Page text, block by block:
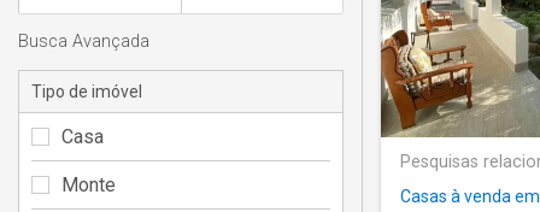
Pesquisas
Casas à venda
Busca Avançada
Tipo de imóvel
Casa
Monte